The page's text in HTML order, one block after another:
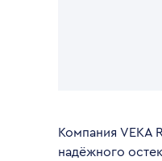
Компания VEKA
надёжного